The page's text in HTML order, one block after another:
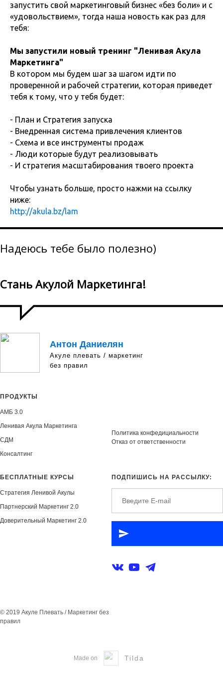
запустить свой маркетинговый бизнес «без боли» и с
«удовольствием», тогда наша новость как раз для
тебя:
Мы запустили новый тренинг "Ленивая Акула
Маркетинга"
В котором мы будем шаг за шагом идти по
проверенной и рабочей стратегии, которая приведет
тебя к тому, что у тебя будет:
- План и Стратегия запуска
- Внедренная система привлечения клиентов
- Схема и все инструменты продаж
- Люди которые будут реализовывать
- И стратегия масштабирования твоего проекта
Чтобы узнать больше, просто нажми на ссылку
ниже:
http://akula.bz/lam
Надеюсь тебе было полезно)
Стань Акулой Маркетинга!
Антон Даниелян
Акуле плевать / маркетинг
без правил
ПРОДУКТЫ
АМБ 3.0
Ленивая Акула Маркетинга
СДМ
Консалтинг
Политика конфедициальности
Отказ от ответственности
БЕСПЛАТНЫЕ КУРСЫ
Стратегия Ленивой Акулы
Партнерский Маркетинг 2.0
Доверительный Маркетинг 2.0
ПОДПИШИСЬ НА РАССЫЛКУ:
© 2019 Акуле Плевать / Маркетинг без
правил
Made on Tilda